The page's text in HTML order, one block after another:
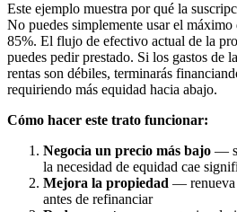
Este ejemplo muestra por qué la
No puedes simplemente usar el
85%. El flujo de efectivo actual de la
puedes pedir prestado. Si los gastos de
rentas son débiles, terminarás
requiriendo más equidad hacia abajo.
Cómo hacer este trato funcionar:
Negocia un precio más bajo —
la necesidad de equidad cae
Mejora la propiedad — renueva
antes de refinanciar